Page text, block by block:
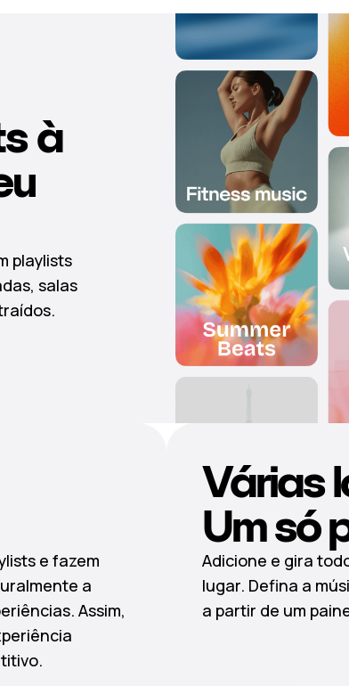
à
playlists
salas
e fazem
a
Assim,
Várias
Um só
Adicione e gira
lugar. Defina a
a partir de um